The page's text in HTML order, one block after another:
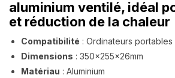
aluminium ventilé, idéal
et réduction de la chaleur
Compatibilité : Ordinateurs portables
Dimensions : 350x255x26mm
Matériau : Aluminium